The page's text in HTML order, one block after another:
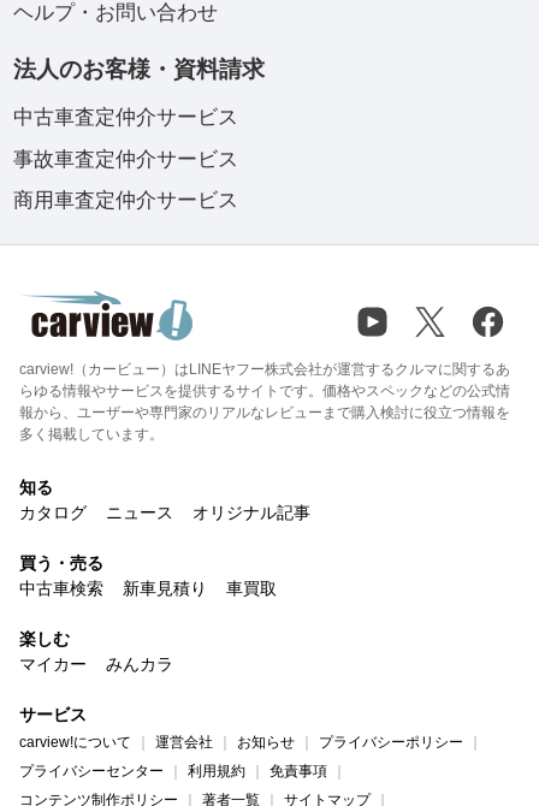
ヘルプ・お問い合わせ
法人のお客様・資料請求
中古車査定仲介サービス
事故車査定仲介サービス
商用車査定仲介サービス
carview!（カービュー）はLINEヤフー株式会社が運営するクルマに関するあ
らゆる情報やサービスを提供するサイトです。価格やスペックなどの公式情
報から、ユーザーや専門家のリアルなレビューまで購入検討に役立つ情報を
多く掲載しています。
知る
カタログ
ニュース オリジナル記事
買う・売る
中古車検索
新車見積り 車買取
楽しむ
マイカー
みんカラ
サービス
carview!について 運営会社 お知らせ
プライバシーポリシー
プライバシーセンター
利用規約
免責事項
コンテンツ制作ポリシー
著者一覧 サイトマップ